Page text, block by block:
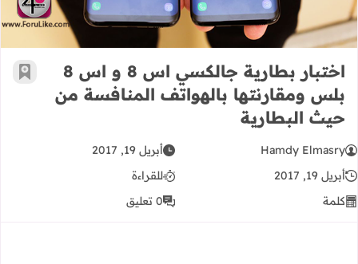
اختبار بطارية جالكسي اس 8 و اس 8
بلس ومقارنتها بالهواتف المنافسة من
حيث البطارية
أضف
Hamdy Elmasry
أبريل 19, 2017
أبريل 19, 2017
للقراءة
كلمة
0 تعليق